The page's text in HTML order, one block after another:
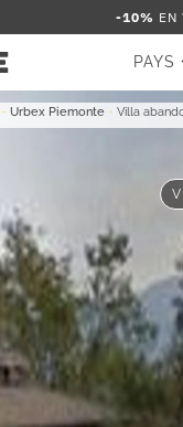
-10% EN
PAYS
-Urbex Piemonte -Villa